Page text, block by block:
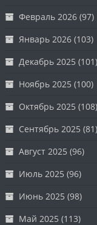
Февраль 2026 (97)
Январь 2026 (103)
Декабрь 2025 (101)
Ноябрь 2025 (100)
Октябрь 2025 (108)
Сентябрь 2025 (81)
Август 2025 (96)
Июль 2025 (96)
Июнь 2025 (98)
Май 2025 (113)